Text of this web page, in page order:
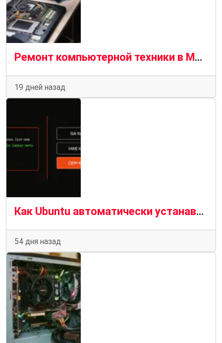
Ремонт компьютерной техники в Москве: услуги, диагностика, гарантия
19 дней назад
Как Ubuntu автоматически устанавливает подходящие драйверы для вашего компьютера
54 дня назад